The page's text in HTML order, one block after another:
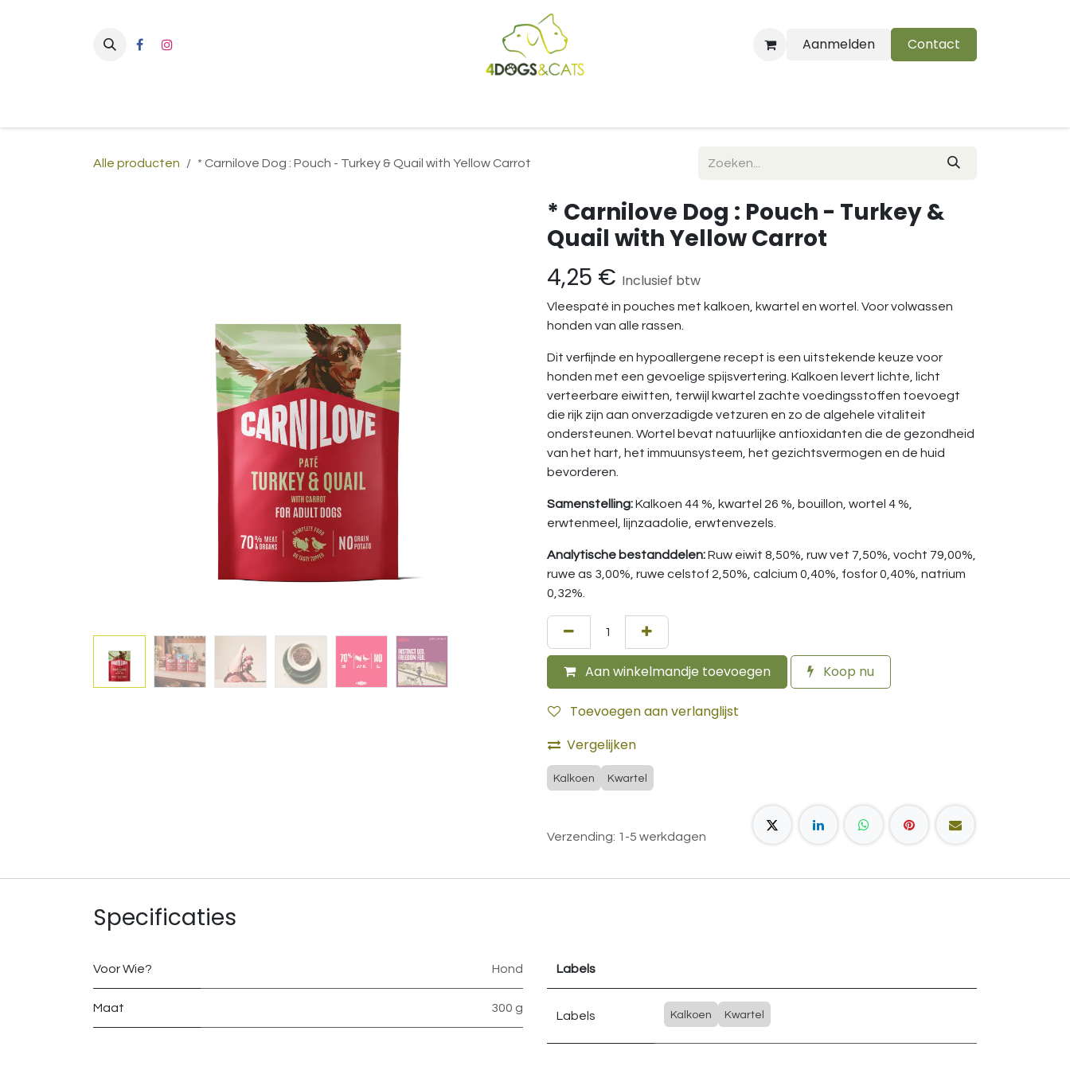
Aanmelden
Contact
Alle producten * Carnilove Dog : Pouch - Turkey & Quail with Yellow Carrot
* Carnilove Dog : Pouch - Turkey &
Quail with Yellow Carrot
4,25 € Inclusief btw
Vleespaté in pouches met kalkoen, kwartel en wortel. Voor volwassen
honden van alle rassen.
Dit verfijnde en hypoallergene recept is een uitstekende keuze voor
honden met een gevoelige spijsvertering. Kalkoen levert lichte, licht
verteerbare eiwitten, terwijl kwartel zachte voedingsstoffen toevoegt
die rijk zijn aan onverzadigde vetzuren en zo de algehele vitaliteit
ondersteunen. Wortel bevat natuurlijke antioxidanten die de gezondheid
van het hart, het immuunsysteem, het gezichtsvermogen en de huid
bevorderen.
Samenstelling:Kalkoen 44 %, kwartel 26 %, bouillon, wortel 4 %,
erwtenmeel, lijnzaadolie, erwtenvezels.
Analytische bestanddelen:Ruw eiwit 8,50%, ruw vet 7,50%, vocht 79,00%,
ruwe as 3,00%, ruwe celstof 2,50%, calcium 0,40%, fosfor 0,40%, natrium
0,32%.
Aan winkelmandje toevoegen Koop nu
Toevoegen aan verlanglijst
Vergelijken
Kalkoen Kwartel
Verzending: 1-5 werkdagen
Specificaties
Voor Wie? Hond
Maat 300 g
Labels
Labels Kalkoen Kwartel